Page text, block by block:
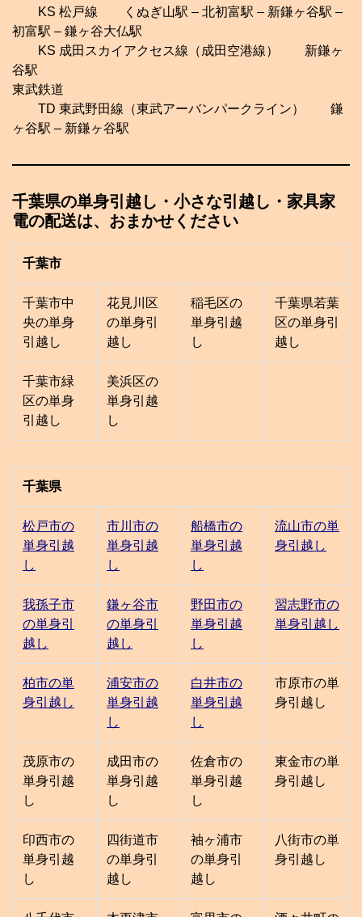
KS 松戸線 くぬぎ山駅 – 北初富駅 – 新鎌ヶ谷駅 –
初富駅 – 鎌ヶ谷大仏駅
KS 成田スカイアクセス線（成田空港線） 新鎌ヶ
谷駅
東武鉄道
TD 東武野田線（東武アーバンパークライン） 鎌
ヶ谷駅 – 新鎌ヶ谷駅
千葉県の単身引越し・小さな引越し・家具家
電の配送は、おまかせください
千葉市
千葉市中
央の単身
引越し
花見川区
の単身引
越し
稲毛区の
単身引越
し
千葉県若葉
区の単身引
越し
千葉市緑
区の単身
引越し
美浜区の
単身引越
し
千葉県
松戸市の
単身引越
し
市川市の
単身引越
し
船橋市の
単身引越
し
流山市の単
身引越し
我孫子市
の単身引
越し
鎌ヶ谷市
の単身引
越し
野田市の
単身引越
し
習志野市の
単身引越し
柏市の単
身引越し
浦安市の
単身引越
し
白井市の
単身引越
し
市原市の単
身引越し
茂原市の
単身引越
し
成田市の
単身引越
し
佐倉市の
単身引越
し
東金市の単
身引越し
印西市の
単身引越
し
四街道市
の単身引
越し
袖ヶ浦市
の単身引
越し
八街市の単
身引越し